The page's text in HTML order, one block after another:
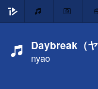
Daybreak（
nyao